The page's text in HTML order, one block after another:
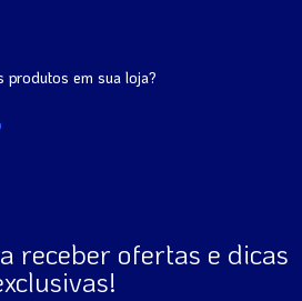
produtos em sua loja?
receber ofertas e dicas